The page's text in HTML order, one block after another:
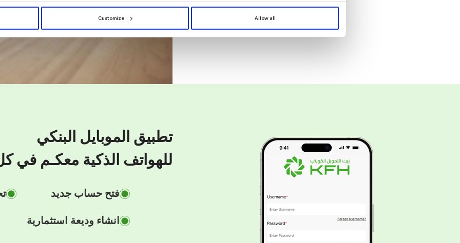
Customize Allow all
تطبيق الموبايل البنكي
للهواتف الذكية معكـم في
فتح حساب جديد
انشاء وديعة استثمارية